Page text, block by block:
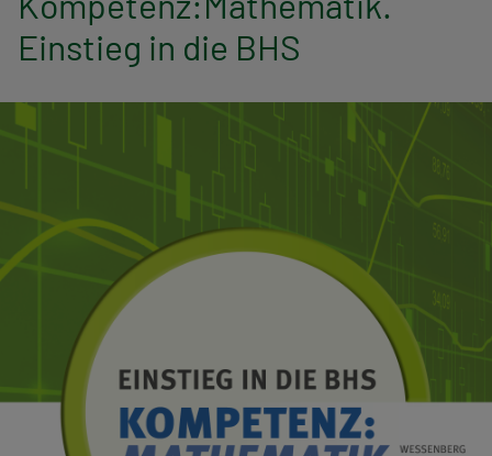
n
a
v
a
n
Einstieg in die BHS